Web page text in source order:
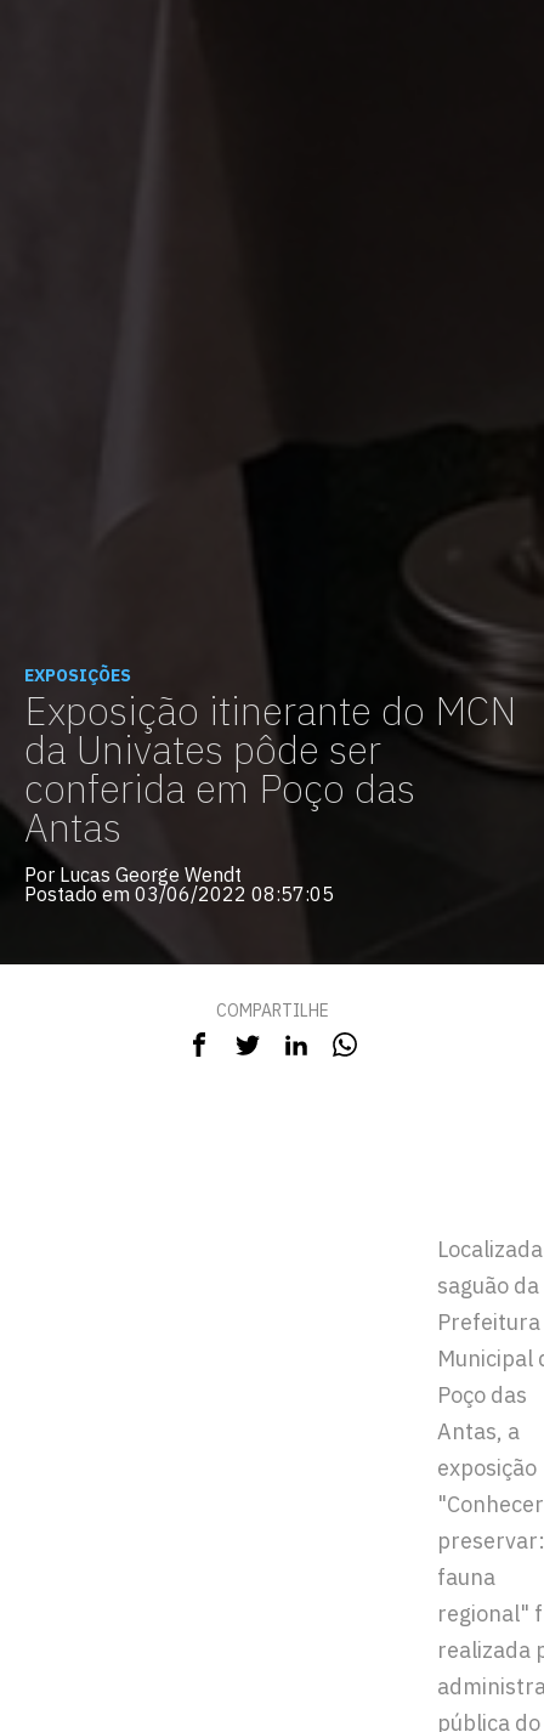
EXPOSIÇÕES
Exposição itinerante do MCN
da Univates pôde ser
conferida em Poço das
Antas
Por Lucas George Wendt
Postado em 03/06/2022 08:57:05
COMPARTILHE
saguão da
Prefeitura
Municipal
Poço das
Antas, a
exposição
preservar:
fauna
regional"
realizada
pública do